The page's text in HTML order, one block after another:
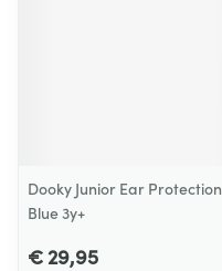
Dooky Junior Ear Protection
Blue 3y+
€ 29,95